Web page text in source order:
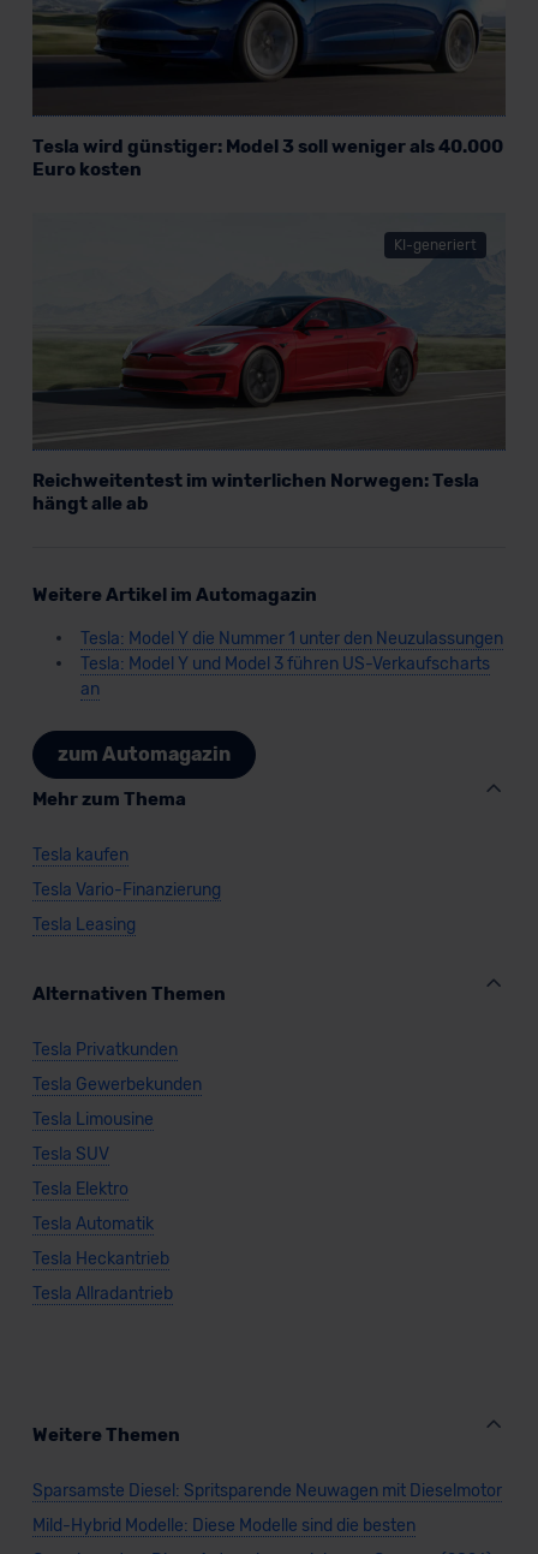
Tesla wird günstiger: Model 3 soll weniger als 40.000
Euro kosten
KI-generiert
Reichweitentest im winterlichen Norwegen: Tesla
hängt alle ab
Weitere Artikel im Automagazin
Tesla: Model Y die Nummer 1 unter den Neuzulassungen
Tesla: Model Y und Model 3 führen US-Verkaufscharts
an
zum Automagazin
Mehr zum Thema
Tesla kaufen
Tesla Vario-Finanzierung
Tesla Leasing
Alternativen Themen
Tesla Privatkunden
Tesla Gewerbekunden
Tesla Limousine
Tesla SUV
Tesla Elektro
Tesla Automatik
Tesla Heckantrieb
Tesla Allradantrieb
Weitere Themen
Sparsamste Diesel: Spritsparende Neuwagen mit Dieselmotor
Mild-Hybrid Modelle: Diese Modelle sind die besten